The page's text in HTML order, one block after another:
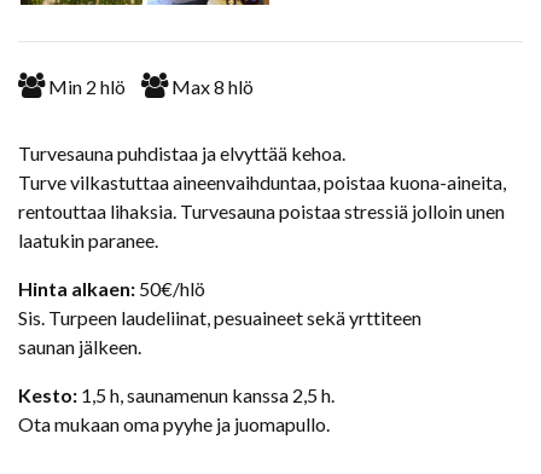
Min 2 hlö Max8 hlö
Turvesauna puhdistaa ja elvyttää kehoa.
Turve vilkastuttaa aineenvaihduntaa, poistaa kuona-aineita,
rentouttaa lihaksia. Turvesauna poistaa stressiä jolloin unen
laatukin paranee.
Hinta alkaen: 50€/hlö
Sis. Turpeen laudeliinat, pesuaineet sekä yrttiteen
saunan jälkeen.
Kesto: 1,5 h, saunamenun kanssa 2,5 h.
Ota mukaan oma pyyhe ja juomapullo.